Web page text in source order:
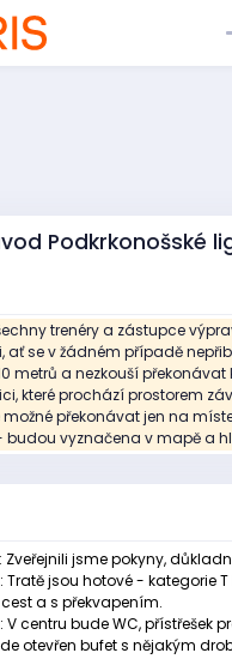
Podkrkonošské
trenéry a zástupce
ať se v žádném případě
metrů a nezkouší překonávat
které prochází prostorem
možné překonávat jen na
budou vyznačena v mapě a
Zveřejnili jsme pokyny,
Tratě jsou hotové - kategorie
a s překvapením.
V centru bude WC, přístřešek
otevřen bufet s nějakým